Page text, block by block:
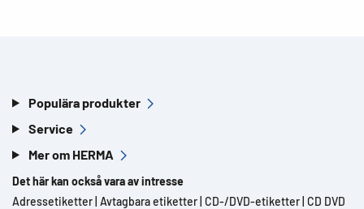
Populära produkter
Service
Mer om HERMA
Det här kan också vara av intresse
Adressetiketter Avtagbara etiketter CD-/DVD-etiketter CD DVD